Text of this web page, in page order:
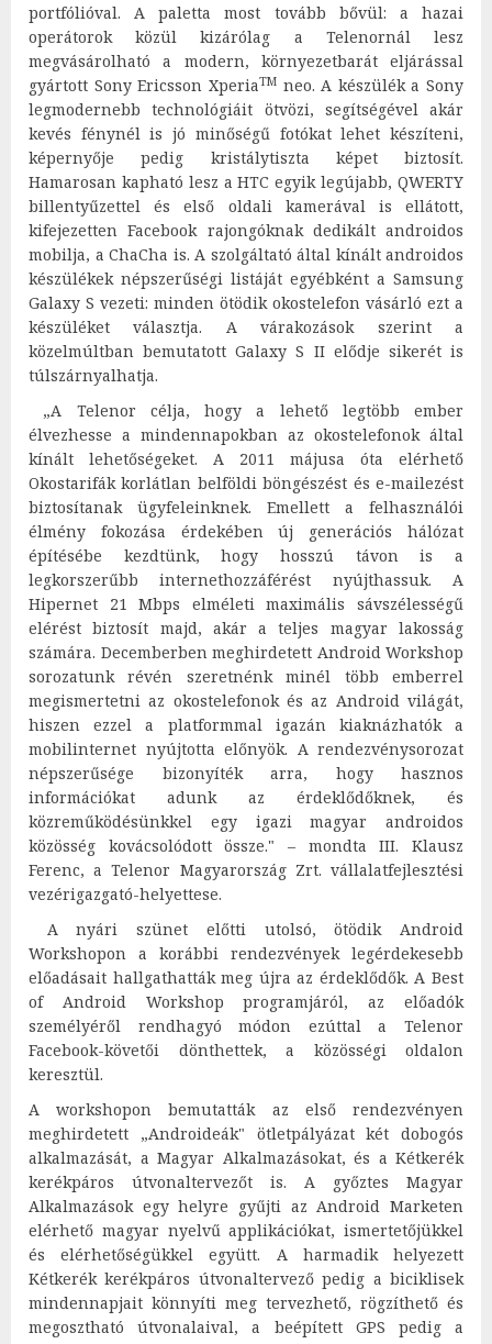
portfólióval. A paletta most tovább bővül: a hazai
operátorok közül kizárólag a Telenornál lesz
megvásárolható a modern, környezetbarát eljárással
gyártott Sony Ericsson XperiaTMneo. A készülék a Sony
legmodernebb technológiáit ötvözi, segítségével akár
kevés fénynél is jó minőségű fotókat lehet készíteni,
képernyője pedig kristálytiszta képet biztosít.
Hamarosan kapható lesz a HTC egyik legújabb, QWERTY
billentyűzettel és első oldali kamerával is ellátott,
kifejezetten Facebook rajongóknak dedikált androidos
mobilja, a ChaCha is. A szolgáltató által kínált androidos
készülékek népszerűségi listáját egyébként a Samsung
Galaxy S vezeti: minden ötödik okostelefon vásárló ezt a
készüléket választja. A várakozások szerint a
közelmúltban bemutatott Galaxy S II elődje sikerét is
túlszárnyalhatja.
„A Telenor célja, hogy a lehető legtöbb ember
élvezhesse a mindennapokban az okostelefonok által
kínált lehetőségeket. A 2011 májusa óta elérhető
Okostarifák korlátlan belföldi böngészést és e-mailezést
biztosítanak ügyfeleinknek. Emellett a felhasználói
élmény fokozása érdekében új generációs hálózat
építésébe kezdtünk, hogy hosszú távon is a
legkorszerűbb internethozzáférést nyújthassuk. A
Hipernet 21 Mbps elméleti maximális sávszélességű
elérést biztosít majd, akár a teljes magyar lakosság
számára. Decemberben meghirdetett Android Workshop
sorozatunk révén szeretnénk minél több emberrel
megismertetni az okostelefonok és az Android világát,
hiszen ezzel a platformmal igazán kiaknázhatók a
mobilinternet nyújtotta előnyök. A rendezvénysorozat
népszerűsége bizonyíték arra, hogy hasznos
információkat adunk az érdeklődőknek, és
közreműködésünkkel egy igazi magyar androidos
közösség kovácsolódott össze." – mondta III. Klausz
Ferenc, a Telenor Magyarország Zrt. vállalatfejlesztési
vezérigazgató-helyettese.
A nyári szünet előtti utolsó, ötödik Android
Workshopon a korábbi rendezvények legérdekesebb
előadásait hallgathatták meg újra az érdeklődők. A Best
of Android Workshop programjáról, az előadók
személyéről rendhagyó módon ezúttal a Telenor
Facebook-követői dönthettek, a közösségi oldalon
keresztül.
A workshopon bemutatták az első rendezvényen
meghirdetett „Androideák" ötletpályázat két dobogós
alkalmazását, a Magyar Alkalmazásokat, és a Kétkerék
kerékpáros útvonaltervezőt is. A győztes Magyar
Alkalmazások egy helyre gyűjti az Android Marketen
elérhető magyar nyelvű applikációkat, ismertetőjükkel
és elérhetőségükkel együtt. A harmadik helyezett
Kétkerék kerékpáros útvonaltervező pedig a biciklisek
mindennapjait könnyíti meg tervezhető, rögzíthető és
megosztható útvonalaival, a beépített GPS pedig a